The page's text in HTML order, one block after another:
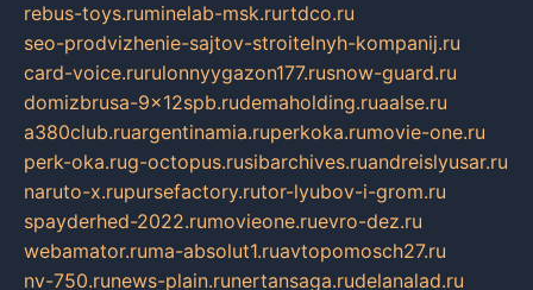
rebus-toys.ruminelab-msk.rurtdco.ru
seo-prodvizhenie-sajtov-stroitelnyh-kompanij.ru
card-voice.rurulonnyygazon177.rusnow-guard.ru
domizbrusa-9x12spb.rudemaholding.ruaalse.ru
a380club.ruargentinamia.ruperkoka.rumovie-one.ru
perk-oka.rug-octopus.rusibarchives.ruandreislyusar.ru
naruto-x.rupursefactory.rutor-lyubov-i-grom.ru
spayderhed-2022.rumovieone.ruevro-dez.ru
webamator.ruma-absolut1.ruavtopomosch27.ru
nv-750.runews-plain.runertansaga.rudelanalad.ru